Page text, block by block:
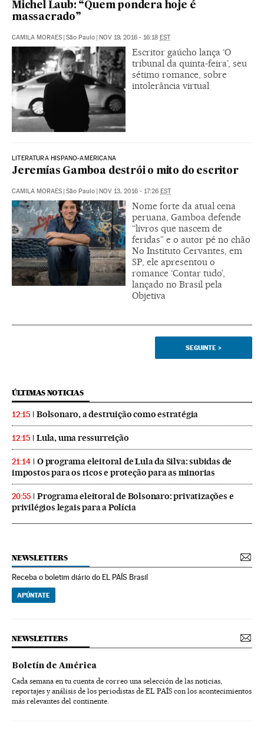
Michel Laub: “Quem pondera hoje é
massacrado”
CAMILA MORAES São Paulo NOV 19, 2016 - 16:18 EST
Escritor gaúcho lança ‘O
tribunal da quinta-feira’, seu
sétimo romance, sobre
intolerância virtual
LITERATURA HISPANO-AMERICANA
Jeremías Gamboa destrói o mito do escritor
CAMILA MORAES São Paulo NOV 13, 2016 - 17:26 EST
Nome forte da atual cena
peruana, Gamboa defende
“livros que nascem de
feridas” e o autor pé no chão
No Instituto Cervantes, em
SP, ele apresentou o
romance ‘Contar tudo’,
lançado no Brasil pela
Objetiva
SEGUINTE >
ÚLTIMAS NOTICIAS
12:15 Bolsonaro, a destruição como estratégia
12:15 Lula, uma ressurreição
21:14
O programa eleitoral de Lula da Silva: subidas de
impostos para os ricos e proteção para as minorias
20:55
Programa eleitoral de Bolsonaro: privatizações e
privilégios legais para a Polícia
NEWSLETTERS
Receba o boletim diário do EL PAÍS Brasil
APÚNTATE
NEWSLETTERS
Boletín de América
Cada semana en tu cuenta de correo una selección de las noticias,
reportajes y análisis de los periodistas de EL PAÍS con los acontecimientos
más relevantes del continente.